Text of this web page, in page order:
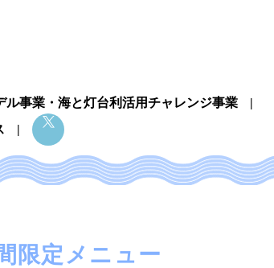
ル事業・ 海と灯台利活用チャレンジ事業
限定メニュー